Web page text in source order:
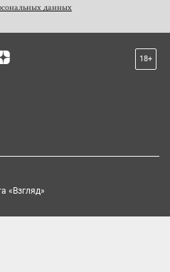
данных
18+
«Взгляд»